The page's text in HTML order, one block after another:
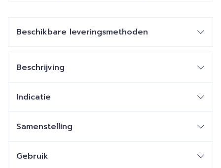
Beschikbare leveringsmethoden
Beschrijving
Indicatie
Samenstelling
Gebruik